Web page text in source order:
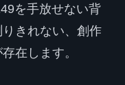
を手放せない背
きれない、創作
在します。